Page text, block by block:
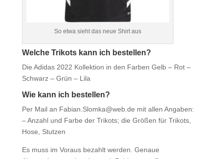
So etwa sieht das neue Shirt aus
Welche Trikots kann ich bestellen?
Die Adidas 2022 Kollektion in den Farben Gelb – Rot –
Schwarz – Grün – Lila
Wie kann ich bestellen?
Per Mail an Fabian.Slomka@web.de mit allen Angaben:
– Anzahl und Farbe der Trikots; die Größen für Trikots,
Hose, Stutzen
Es muss im Voraus bezahlt werden. Genaue